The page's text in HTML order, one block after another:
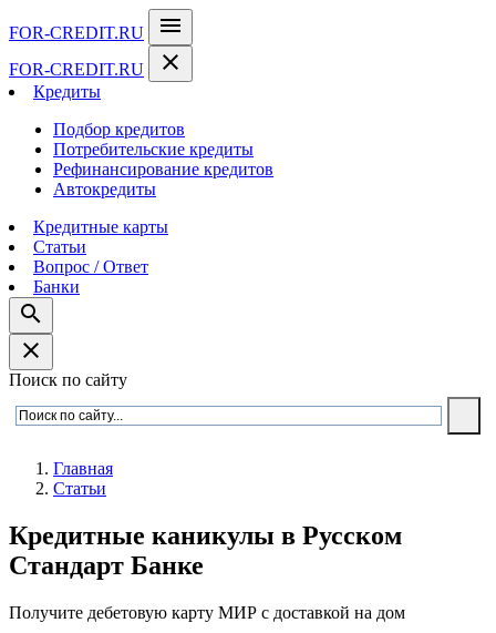
FOR-CREDIT.RU menu
FOR-CREDIT.RU close
Кредиты
Подбор кредитов
Потребительские кредиты
Рефинансирование кредитов
Автокредиты
Кредитные карты
Статьи
Вопрос / Ответ
Банки
search
close
Поиск по сайту
Главная
Статьи
Кредитные каникулы в Русском
Стандарт Банке
Получите дебетовую карту МИР с доставкой на дом